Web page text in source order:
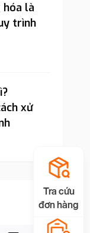
hóa là
trình
xử
Tra cứu
đơn hàng